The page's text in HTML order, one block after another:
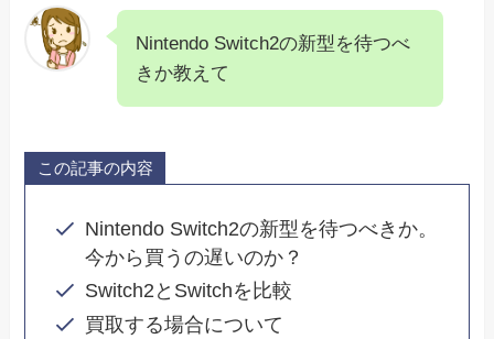
Nintendo Switch2の新型を待つべ
きか教えて
この記事の内容
Nintendo Switch2の新型を待つべきか。
今から買うの遅いのか？
Switch2とSwitchを比較
買取する場合について